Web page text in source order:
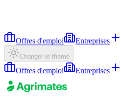
Offres d'emploi Entreprises
Changer le thème
Offres d'emploi Entreprises